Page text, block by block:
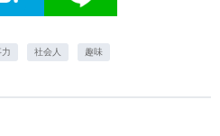
社会人 趣味